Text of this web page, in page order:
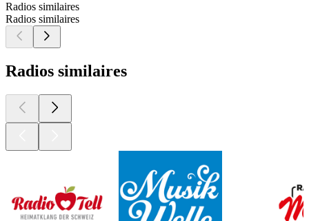
Radios similaires
Radios similaires
Radios similaires